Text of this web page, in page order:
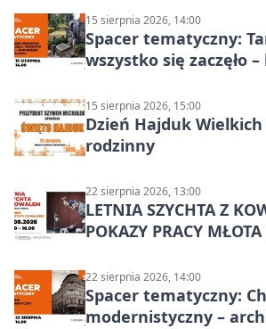
15 sierpnia 2026, 14:00
Spacer tematyczny:
wszystko się zaczęło
15 sierpnia 2026, 15:00
Dzień Hajduk Wielkich
rodzinny
22 sierpnia 2026, 13:00
LETNIA SZYCHTA Z
POKAZY PRACY
22 sierpnia 2026, 14:00
Spacer tematyczny:
modernistyczny –